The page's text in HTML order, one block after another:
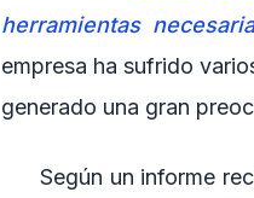
herramientas
empresa ha sufrido
generado una gran
Según un informe